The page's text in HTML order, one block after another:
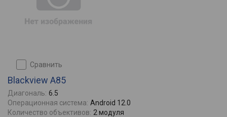
сравнить
Blackview A85
Диагональ: 6.5
Операционная система: Android 12.0
Количество объективов: 2 модуля